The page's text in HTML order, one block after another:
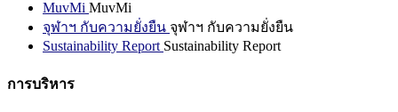
MuvMi MuvMi
จุฬาฯ กับความยั่งยืน จุฬาฯ กับความยั่งยืน
Sustainability Report Sustainability Report
การบริหาร